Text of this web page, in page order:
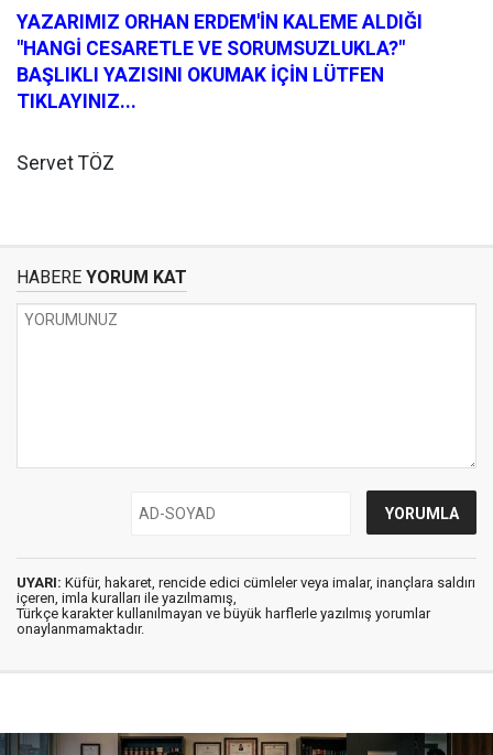
YAZARIMIZ ORHAN ERDEM'İN KALEME ALDIĞI
"HANGİ CESARETLE VE SORUMSUZLUKLA?"
BAŞLIKLI YAZISINI OKUMAK İÇİN LÜTFEN
TIKLAYINIZ...
Servet TÖZ
HABERE YORUM KAT
UYARI: Küfür, hakaret, rencide edici cümleler veya imalar, inançlara saldırı
içeren, imla kuralları ile yazılmamış,
Türkçe karakter kullanılmayan ve büyük harflerle yazılmış yorumlar
onaylanmamaktadır.